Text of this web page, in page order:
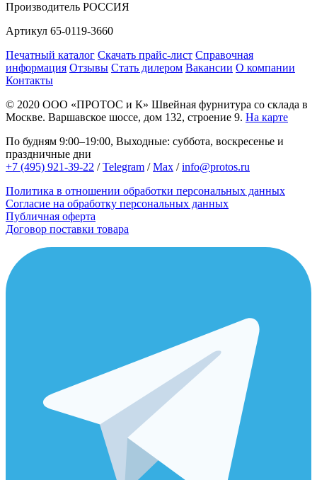
Производитель РОССИЯ
Артикул 65-0119-3660
Печатный каталог Скачать прайс-лист Справочная
информация Отзывы Стать дилером Вакансии О компании
Контакты
© 2020 ООО «ПРОТОС и К» Швейная фурнитура со склада в
Москве. Варшавское шоссе, дом 132, строение 9. На карте
По будням 9:00–19:00, Выходные: суббота, воскресенье и
праздничные дни
+7 (495) 921-39-22 /Telegram /Max /info@protos.ru
Политика в отношении обработки персональных данных
Согласие на обработку персональных данных
Публичная оферта
Договор поставки товара